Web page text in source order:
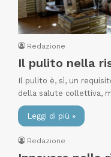
Redazione
Il pulito nella
Il pulito è, sì, un
della salute collettiva,
Leggi di più »
Redazione